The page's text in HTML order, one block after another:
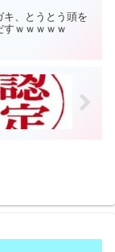
キ、とうとう頭を
すｗｗｗｗｗ